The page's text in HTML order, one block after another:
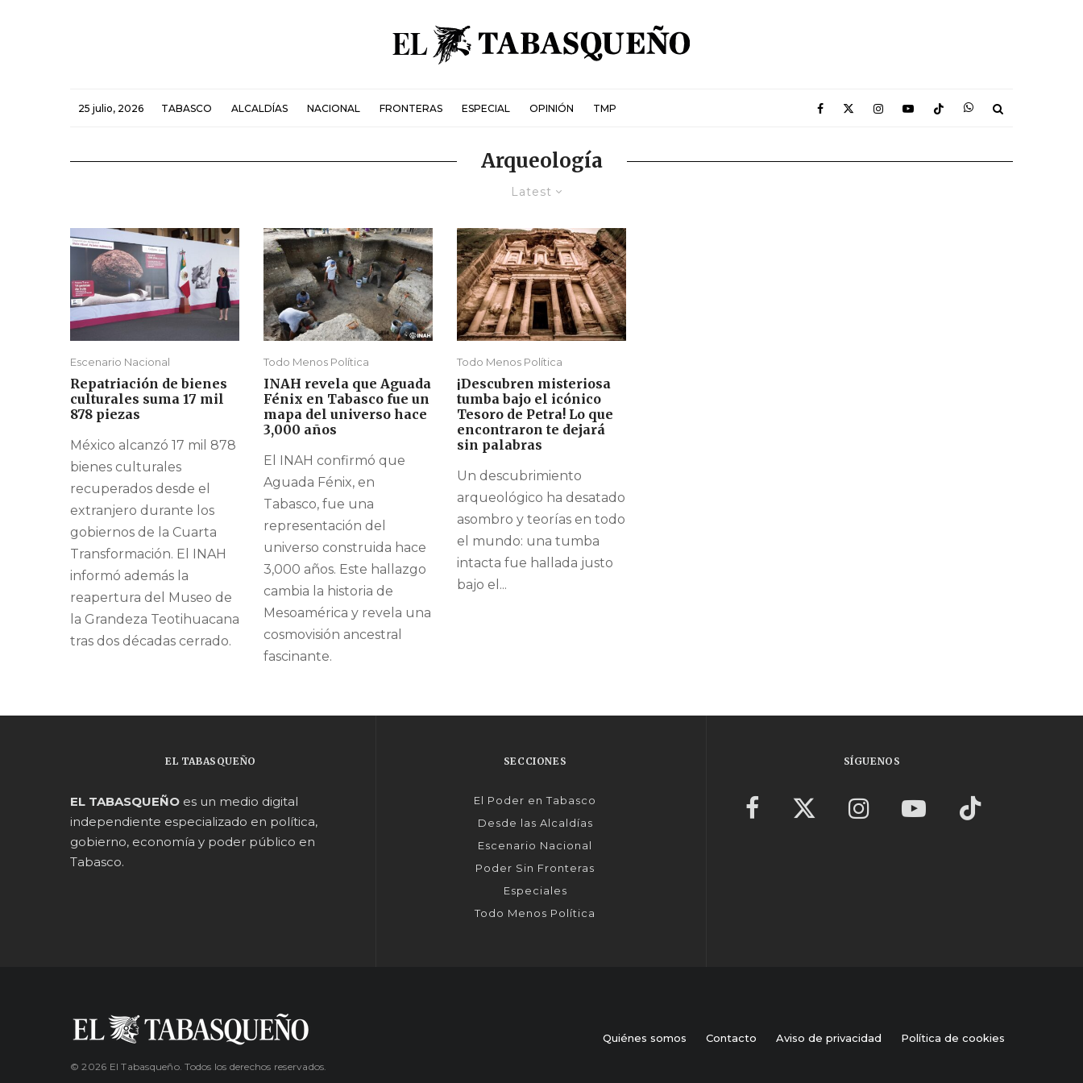
25 julio, 2026 TABASCO ALCALDÍAS NACIONAL FRONTERAS ESPECIAL OPINIÓN TMP
Arqueología
Latest
Escenario Nacional
Repatriación de bienes
culturales suma 17 mil
878 piezas
México alcanzó 17 mil 878
bienes culturales
recuperados desde el
extranjero durante los
gobiernos de la Cuarta
Transformación. El INAH
informó además la
reapertura del Museo de
la Grandeza Teotihuacana
tras dos décadas cerrado.
Todo Menos Política
INAH revela que Aguada
Fénix en Tabasco fue un
mapa del universo hace
3,000 años
El INAH confirmó que
Aguada Fénix, en
Tabasco, fue una
representación del
universo construida hace
3,000 años. Este hallazgo
cambia la historia de
Mesoamérica y revela una
cosmovisión ancestral
fascinante.
Todo Menos Política
¡Descubren misteriosa
tumba bajo el icónico
Tesoro de Petra! Lo que
encontraron te dejará
sin palabras
Un descubrimiento
arqueológico ha desatado
asombro y teorías en todo
el mundo: una tumba
intacta fue hallada justo
bajo el...
EL TABASQUEÑO
EL TABASQUEÑO es un medio digital
independiente especializado en política,
gobierno, economía y poder público en
Tabasco.
SECCIONES
El Poder en Tabasco
Desde las Alcaldías
Escenario Nacional
Poder Sin Fronteras
Especiales
Todo Menos Política
SÍGUENOS
© 2026 El Tabasqueño. Todos los derechos reservados.
Quiénes somos Contacto Aviso de privacidad Política de cookies